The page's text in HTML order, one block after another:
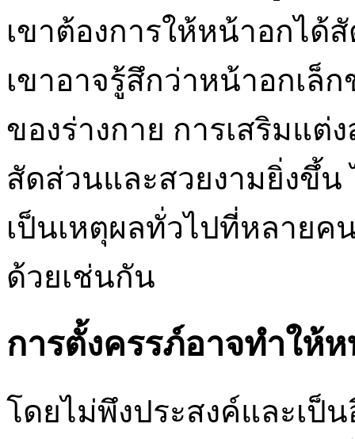
เขาต้องการให้หน้าอกได้
เขาอาจรู้สึกว่าหน้าอกเล็
ของร่างกาย การเสริมแต่
สัดส่วนและสวยงามยิ่งขึ้น
เป็นเหตุผลทั่วไปที่หลาย
ด้วยเช่นกัน
การตั้งครรภ์อาจทำให้
โดยไม่พึงประสงค์และเป็